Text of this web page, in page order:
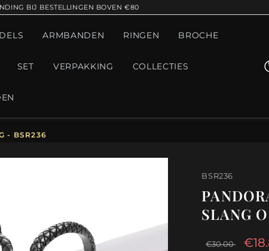
BIJ BESTELLINGEN BOVEN €80
ARMBANDEN RINGEN BROCHE
SET VERPAKKING COLLECTIES
- BSR236
BSR236
SLANG
€30.00